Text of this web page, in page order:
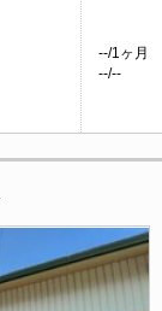
--/1ヶ月
--/--